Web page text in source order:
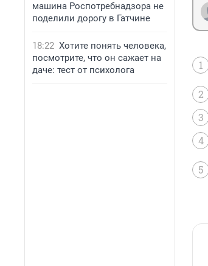
машина Роспотребнадзора не
поделили дорогу в Гатчине
18:22 Хотите понять человека,
посмотрите, что он сажает на
даче: тест от психолога
1
2
3
4
5